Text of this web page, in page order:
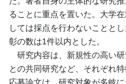
ることに重点を置いた。大学
しては採点を行わないことと
彰の数は1件以内とした。
研究内容は、新規性の高い
との共同研究など、それぞれ